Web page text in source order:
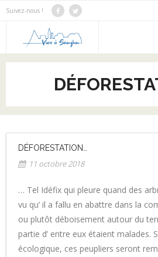
Suivez-nous !
Notre Bilan
Notre programme
Notre équipe
Actus
DÉFORESTATION…
11 octobre 2018
… Tel Idéfix qui pleure quand des
vu qu’ il a fallu en abattre dans la
ou plutôt déboisement autour du
partie d’ entre eux étaient malades.
écologique, ces peupliers seront